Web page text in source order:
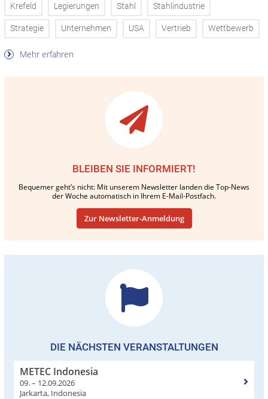
Krefeld Legierungen Stahl Stahlindustrie
Strategie Unternehmen USA Vertrieb Wettbewerb
Mehr erfahren
BLEIBEN SIE INFORMIERT!
Bequemer geht’s nicht: Mit unserem Newsletter landen die Top-News
der Woche automatisch in Ihrem E-Mail-Postfach.
Zur Newsletter-Anmeldung
DIE NÄCHSTEN VERANSTALTUNGEN
METEC Indonesia
09. – 12.09.2026
Jarkarta, Indonesia